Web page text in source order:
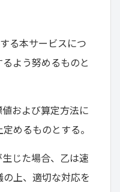
る本サービスにつ
よう努めるものと
および算定方法に
めるものとする。
じた場合、乙は速
上、適切な対応を